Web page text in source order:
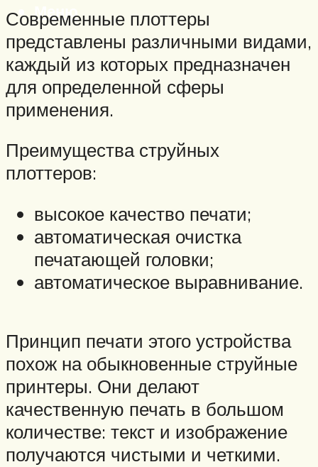
Меню
Современные плоттеры
представлены различными видами,
каждый из которых предназначен
для определенной сферы
применения.
Преимущества струйных
плоттеров:
высокое качество печати;
автоматическая очистка
печатающей головки;
автоматическое выравнивание.
Принцип печати этого устройства
похож на обыкновенные струйные
принтеры. Они делают
качественную печать в большом
количестве: текст и изображение
получаются чистыми и четкими.